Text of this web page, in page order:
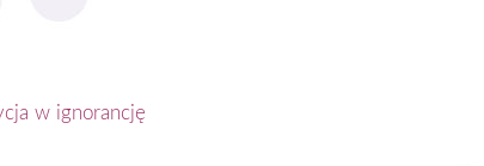
w ignorancję